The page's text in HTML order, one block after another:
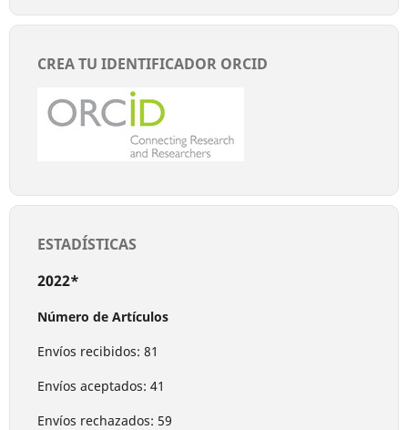
CREA TU IDENTIFICADOR ORCID
ESTADÍSTICAS
2022*
Número de Artículos
Envíos recibidos: 81
Envíos aceptados: 41
Envíos rechazados: 59